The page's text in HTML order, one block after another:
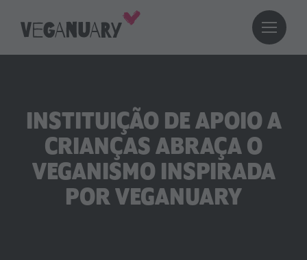
INSTITUIÇÃO DE APOIO A
CRIANÇAS ABRAÇA O
VEGANISMO INSPIRADA
POR VEGANUARY